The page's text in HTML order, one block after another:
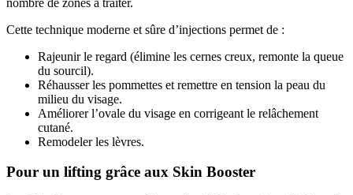
Cette technique moderne et sûre d’injections permet de :
Rajeunir le regard (élimine les cernes creux, remonte la queue
du sourcil).
Réhausser les pommettes et remettre en tension la peau du
milieu du visage.
Améliorer l’ovale du visage en corrigeant le relâchement
cutané.
Remodeler les lèvres.
Pour un lifting grâce aux Skin Booster